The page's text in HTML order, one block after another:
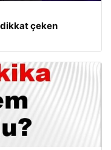
dikkat çeken